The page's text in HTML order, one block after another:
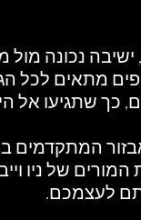
נכונה
מתאים
כך שתגיעו אל
של ניו
לעצמכם.